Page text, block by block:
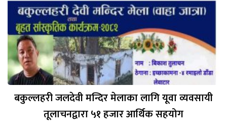
बकुल्लहरी जलदेवी मन्दिर मेलाका लागि यूवा व्यवसायी
तूलाचनद्वारा ५१ हजार आर्थिक सहयोग